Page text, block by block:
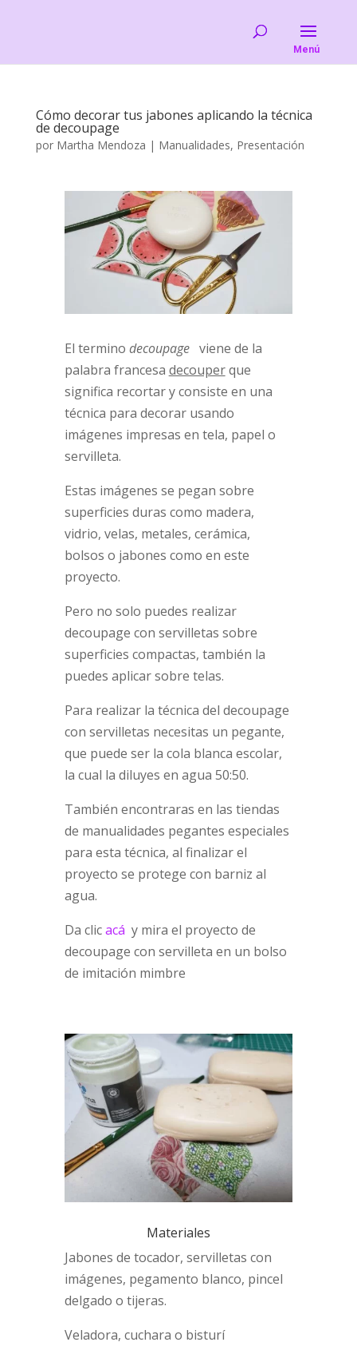
Cómo decorar tus jabones aplicando la técnica
de decoupage
por Martha Mendoza | Manualidades, Presentación
El termino decoupage viene de la
palabra francesa decouperque
significa recortar y consiste en una
técnica para decorar usando
imágenes impresas en tela, papel o
servilleta.
Estas imágenes se pegan sobre
superficies duras como madera,
vidrio, velas, metales, cerámica,
bolsos o jabones como en este
proyecto.
Pero no solo puedes realizar
decoupage con servilletas sobre
superficies compactas, también la
puedes aplicar sobre telas.
Para realizar la técnica del decoupage
con servilletas necesitas un pegante,
que puede ser la cola blanca escolar,
la cual la diluyes en agua 50:50.
También encontraras en las tiendas
de manualidades pegantes especiales
para esta técnica, al finalizar el
proyecto se protege con barniz al
agua.
Da clicacá y mira el proyecto de
decoupage con servilleta en un bolso
de imitación mimbre
Materiales
Jabones de tocador, servilletas con
imágenes, pegamento blanco, pincel
delgado o tijeras.
Veladora, cuchara o bisturí